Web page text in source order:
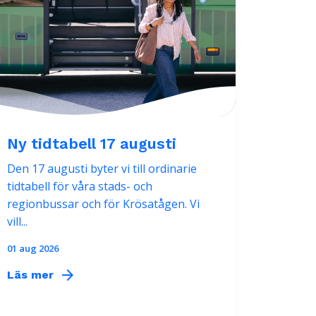
Ny tidtabell 17 augusti
Den 17 augusti byter vi till ordinarie
tidtabell för våra stads- och
regionbussar och för Krösatågen. Vi
vill...
01 aug 2026
Läs mer arrow_forward